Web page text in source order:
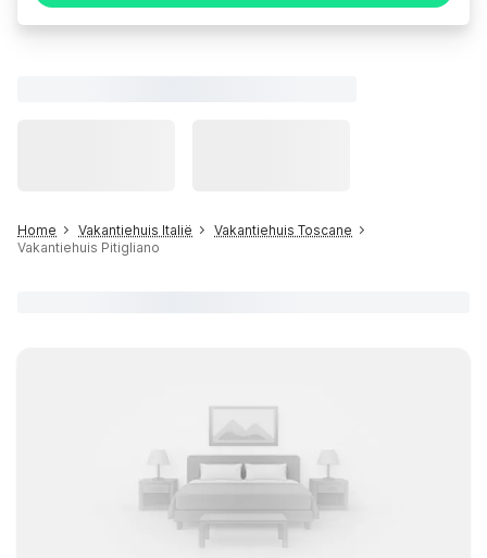
Home Vakantiehuis Italië
Vakantiehuis Toscane
Vakantiehuis Pitigliano